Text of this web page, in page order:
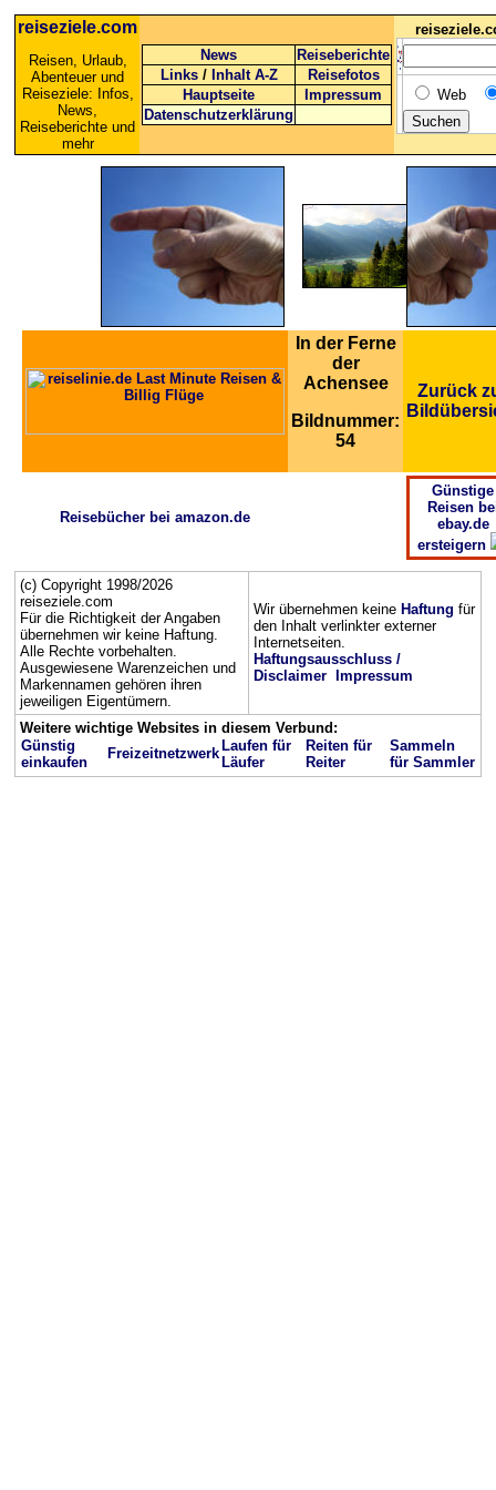
reiseziele.com
Reisen, Urlaub,
Abenteuer und
Reiseziele: Infos,
News,
Reiseberichte und
mehr
News
Reiseberichte
Links / Inhalt A-Z
Reisefotos
Hauptseite
Impressum
Datenschutzerklärung
Web
In der Ferne
der
Achensee
Bildnummer:
54
Zurück
Reisebücher bei amazon.de
Günstige
Reisen
ebay.de
ersteigern
(c) Copyright 1998/2026
reiseziele.com
Für die Richtigkeit der Angaben
übernehmen wir keine Haftung.
Alle Rechte vorbehalten.
Ausgewiesene Warenzeichen und
Markennamen gehören ihren
jeweiligen Eigentümern.
Wir übernehmen keine Haftung für
den Inhalt verlinkter externer
Internetseiten.
Haftungsausschluss /
Disclaimer
Impressum
Weitere wichtige Websites in diesem Verbund:
Günstig
einkaufen
Freizeitnetzwerk Laufen für
Läufer
Reiten für
Reiter
Sammeln
für Sammler